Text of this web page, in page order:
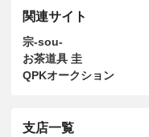
関連サイト
宗-sou-
お茶道具 圭
QPKオークション
支店一覧